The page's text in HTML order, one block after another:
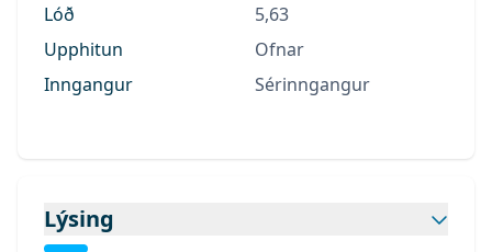
Lóð
5,63
Upphitun
Ofnar
Inngangur
Sérinngangur
Lýsing